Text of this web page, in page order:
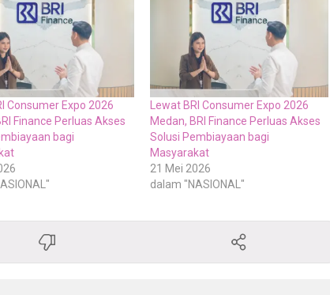
Consumer Expo 2026
Finance Perluas Akses
bagi
Lewat BRI Consumer Expo 2026
Medan, BRI Finance Perluas Akses
Solusi Pembiayaan bagi
Masyarakat
21 Mei 2026
dalam "NASIONAL"